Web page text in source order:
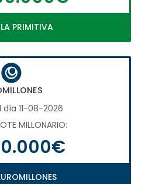
PRIMITIVA
11-08-2026
MILLONARIO: